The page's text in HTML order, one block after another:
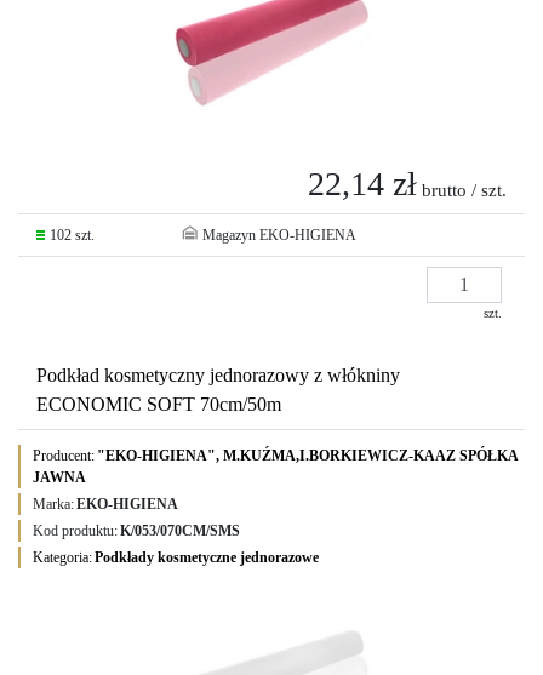
22,14 zł brutto / szt.
102 szt. Magazyn EKO-HIGIENA
szt.
Podkład kosmetyczny jednorazowy z włókniny
ECONOMIC SOFT 70cm/50m
Producent: "EKO-HIGIENA", M.KUŹMA,I.BORKIEWICZ-KAAZ SPÓŁKA
JAWNA
Marka:EKO-HIGIENA
Kod produktu:K/053/070CM/SMS
Kategoria:Podkłady kosmetyczne jednorazowe